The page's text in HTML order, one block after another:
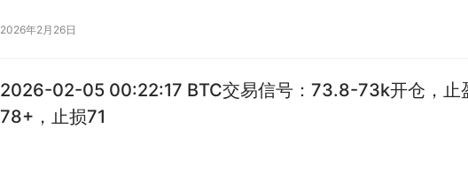
2026年2月26日
2026-02-05 00:22:17 BTC交易信号：73.8-73k开仓，止
78+，止损71